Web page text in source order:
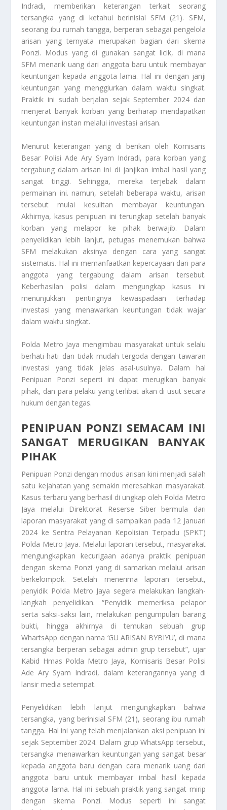
Indradi, memberikan keterangan terkait seorang
tersangka yang di ketahui berinisial SFM (21). SFM,
seorang ibu rumah tangga, berperan sebagai pengelola
arisan yang ternyata merupakan bagian dari skema
Ponzi. Modus yang di gunakan sangat licik, di mana
SFM menarik uang dari anggota baru untuk membayar
keuntungan kepada anggota lama. Hal ini dengan janji
keuntungan yang menggiurkan dalam waktu singkat.
Praktik ini sudah berjalan sejak September 2024 dan
menjerat banyak korban yang berharap mendapatkan
keuntungan instan melalui investasi arisan.
Menurut keterangan yang di berikan oleh Komisaris
Besar Polisi Ade Ary Syam Indradi, para korban yang
tergabung dalam arisan ini di janjikan imbal hasil yang
sangat tinggi. Sehingga, mereka terjebak dalam
permainan ini. namun, setelah beberapa waktu, arisan
tersebut mulai kesulitan membayar keuntungan.
Akhirnya, kasus penipuan ini terungkap setelah banyak
korban yang melapor ke pihak berwajib. Dalam
penyelidikan lebih lanjut, petugas menemukan bahwa
SFM melakukan aksinya dengan cara yang sangat
sistematis. Hal ini memanfaatkan kepercayaan dari para
anggota yang tergabung dalam arisan tersebut.
Keberhasilan polisi dalam mengungkap kasus ini
menunjukkan pentingnya kewaspadaan terhadap
investasi yang menawarkan keuntungan tidak wajar
dalam waktu singkat.
Polda Metro Jaya mengimbau masyarakat untuk selalu
berhati-hati dan tidak mudah tergoda dengan tawaran
investasi yang tidak jelas asal-usulnya. Dalam hal
Penipuan Ponzi seperti ini dapat merugikan banyak
pihak, dan para pelaku yang terlibat akan di usut secara
hukum dengan tegas.
PENIPUAN PONZI SEMACAM INI
SANGAT MERUGIKAN BANYAK
PIHAK
Penipuan Ponzi dengan modus arisan kini menjadi salah
satu kejahatan yang semakin meresahkan masyarakat.
Kasus terbaru yang berhasil di ungkap oleh Polda Metro
Jaya melalui Direktorat Reserse Siber bermula dari
laporan masyarakat yang di sampaikan pada 12 Januari
2024 ke Sentra Pelayanan Kepolisian Terpadu (SPKT)
Polda Metro Jaya. Melalui laporan tersebut, masyarakat
mengungkapkan kecurigaan adanya praktik penipuan
dengan skema Ponzi yang di samarkan melalui arisan
berkelompok. Setelah menerima laporan tersebut,
penyidik Polda Metro Jaya segera melakukan langkah-
langkah penyelidikan. “Penyidik memeriksa pelapor
serta saksi-saksi lain, melakukan pengumpulan barang
bukti, hingga akhirnya di temukan sebuah grup
WhartsApp dengan nama ‘GU ARISAN BYBIYU’, di mana
tersangka berperan sebagai admin grup tersebut”, ujar
Kabid Hmas Polda Metro Jaya, Komisaris Besar Polisi
Ade Ary Syam Indradi, dalam keterangannya yang di
lansir media setempat.
Penyelidikan lebih lanjut mengungkapkan bahwa
tersangka, yang berinisial SFM (21), seorang ibu rumah
tangga. Hal ini yang telah menjalankan aksi penipuan ini
sejak September 2024. Dalam grup WhatsApp tersebut,
tersangka menawarkan keuntungan yang sangat besar
kepada anggota baru dengan cara menarik uang dari
anggota baru untuk membayar imbal hasil kepada
anggota lama. Hal ini sebuah praktik yang sangat mirip
dengan skema Ponzi. Modus seperti ini sangat